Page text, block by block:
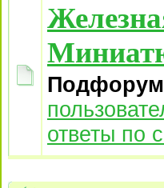
ответы по